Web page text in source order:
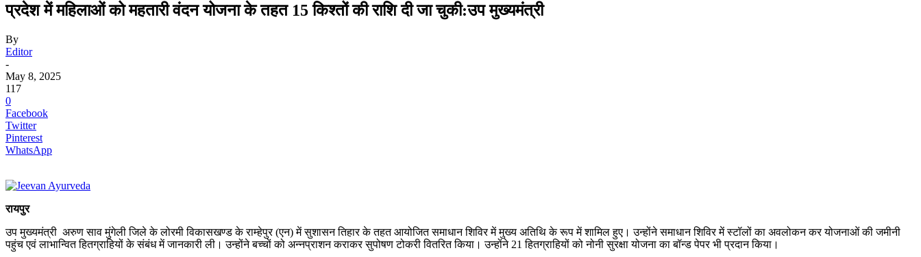
प्रदेश में महिलाओं को महतारी वंदन योजना के तहत 15 किश्तों की राशि दी जा चुकी:उप मुख्यमंत्री
By
Editor
-
May 8, 2025
117
0
Facebook
Twitter
Pinterest
WhatsApp
रायपुर
उप मुख्यमंत्री अरुण साव मुंगेली जिले के लोरमी विकासखण्ड के राम्हेपुर (एन) में सुशासन तिहार के तहत आयोजित समाधान शिविर में मुख्य अतिथि के रूप में शामिल हुए। उन्होंने समाधान शिविर में स्टॉलों का अवलोकन कर योजनाओं की जमीनी
पहुंच एवं लाभान्वित हितग्राहियों के संबंध में जानकारी ली। उन्होंने बच्चों को अन्नप्राशन कराकर सुपोषण टोकरी वितरित किया। उन्होंने 21 हितग्राहियों को नोनी सुरक्षा योजना का बॉन्ड पेपर भी प्रदान किया।